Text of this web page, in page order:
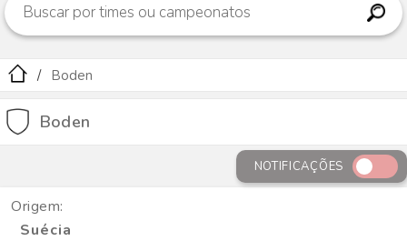
Boden
Boden
NOTIFICAÇÕES
Origem:
Suécia